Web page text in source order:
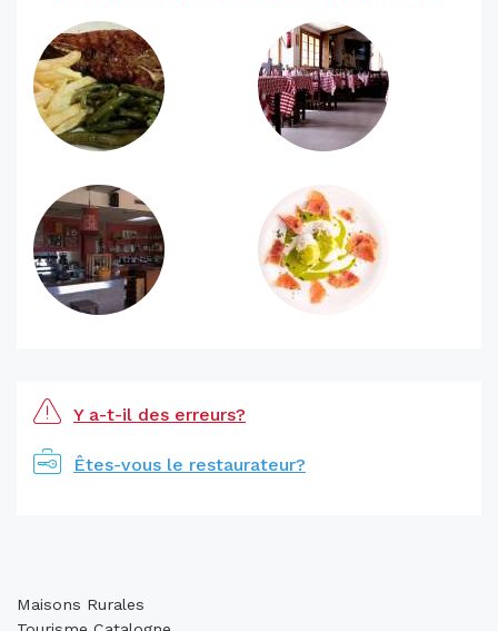
Y a-t-il des erreurs?
Êtes-vous le restaurateur?
Maisons Rurales